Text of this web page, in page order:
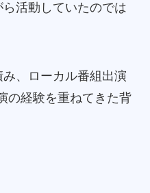
活動していたのでは
、ローカル番組出演
の経験を重ねてきた背